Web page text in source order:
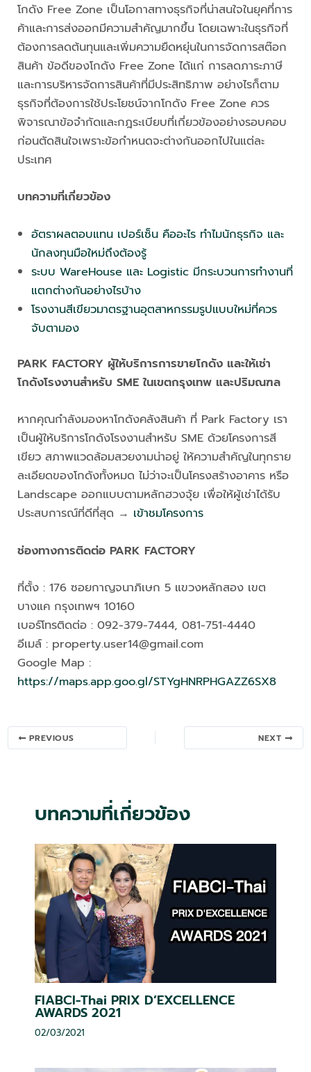
โกดัง Free Zone เป็นโอกาสทางธุรกิจที่น่าสนใจในยุคที่การ
ค้าและการส่งออกมีความสำคัญมากขึ้น โดยเฉพาะในธุรกิจที่
ต้องการลดต้นทุนและเพิ่มความยืดหยุ่นในการจัดการสต๊อก
สินค้า ข้อดีของโกดัง Free Zone ได้แก่ การลดภาระภาษี
และการบริหารจัดการสินค้าที่มีประสิทธิภาพ อย่างไรก็ตาม
ธุรกิจที่ต้องการใช้ประโยชน์จากโกดัง Free Zone ควร
พิจารณาข้อจำกัดและกฎระเบียบที่เกี่ยวข้องอย่างรอบคอบ
ก่อนตัดสินใจเพราะข้อกำหนดจะต่างกันออกไปในแต่ละ
ประเทศ
บทความที่เกี่ยวข้อง
อัตราผลตอบแทน เปอร์เซ็น คืออะไร ทำไมนักธุรกิจ และ
นักลงทุนมือใหม่ถึงต้องรู้
ระบบ WareHouse และ Logistic มีกระบวนการทำงานที่
แตกต่างกันอย่างไรบ้าง
โรงงานสีเขียวมาตรฐานอุตสาหกรรมรูปแบบใหม่ที่ควร
จับตามอง
PARK FACTORY ผู้ให้บริการการขายโกดัง และให้เช่า
โกดังโรงงานสำหรับ SME ในเขตกรุงเทพ และปริมณฑล
หากคุณกำลังมองหาโกดังคลังสินค้า ที่ Park Factory เรา
เป็นผู้ให้บริการโกดังโรงงานสำหรับ SME ด้วยโครงการสี
เขียว สภาพแวดล้อมสวยงามน่าอยู่ ให้ความสำคัญในทุกราย
ละเอียดของโกดังทั้งหมด ไม่ว่าจะเป็นโครงสร้างอาคาร หรือ
Landscape ออกแบบตามหลักฮวงจุ้ย เพื่อให้ผู้เช่าได้รับ
ประสบการณ์ที่ดีที่สุด → เข้าชมโครงการ
ช่องทางการติดต่อ PARK FACTORY
ที่ตั้ง : 176 ซอยกาญจนาภิเษก 5 แขวงหลักสอง เขต
บางแค กรุงเทพฯ 10160
เบอร์โทรติดต่อ : 092-379-7444, 081-751-4440
อีเมล์ : property.user14@gmail.com
Google Map :
https://maps.app.goo.gl/STYgHNRPHGAZZ6SX8
Post
navigation
PREVIOUS NEXT
บทความที่เกี่ยวข้อง
FIABCI-Thai PRIX D’EXCELLENCE
AWARDS 2021
02/03/2021